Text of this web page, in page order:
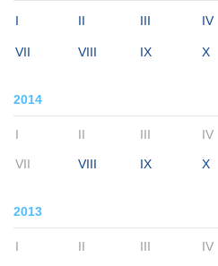
I II III IV
VII VIII IX X
2014
I II III IV
VII VIII IX X
2013
I II III IV